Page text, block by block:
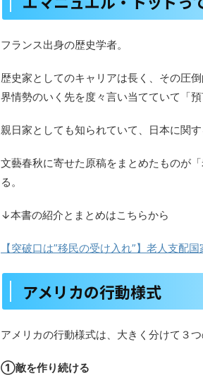
フランス出身の歴史学者。
歴史家としてのキャリアは長く、その圧
界情勢のいく先を度々言い当てていて「
親日家としても知られていて、日本に関す
文藝春秋に寄せた原稿をまとめたものが
る。
↓本書の紹介とまとめはこちらから
【突破口は”移民の受け入れ”】老人支配
アメリカの行動様式
アメリカの行動様式は、大きく分けて３つ
①敵を作り続ける